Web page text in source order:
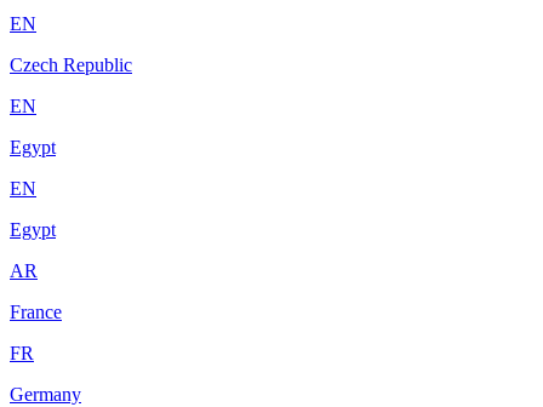
EN
Czech Republic
EN
Egypt
EN
Egypt
AR
France
FR
Germany